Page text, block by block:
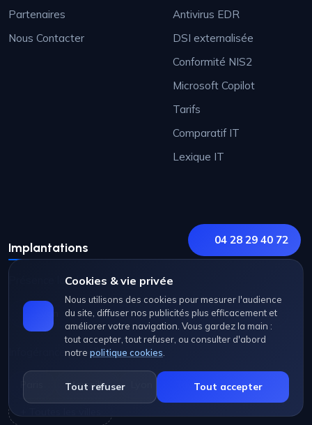
04 28 29 40 72
Cookies & vie privée
Nous utilisons des cookies pour mesurer l'audience
du site, diffuser nos publicités plus efficacement et
améliorer votre navigation. Vous gardez la main :
tout accepter, tout refuser, ou consulter d'abord
notre politique cookies
Tout refuser Tout accepter
Partenaires
Nous Contacter
Antivirus EDR
DSI externalisée
Conformité NIS2
Microsoft Copilot
Tarifs
Comparatif IT
Lexique IT
Implantations
Présence locale :
Paris Marseille + Tout voir
Infogérance par ville :
Marseille Toulouse Nice